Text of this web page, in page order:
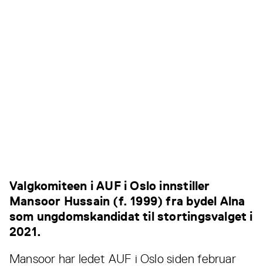
Valgkomiteen i AUF i Oslo innstiller
Mansoor Hussain (f. 1999) fra bydel Alna
som ungdomskandidat til stortingsvalget i
2021.
Mansoor har ledet AUF i Oslo siden februar